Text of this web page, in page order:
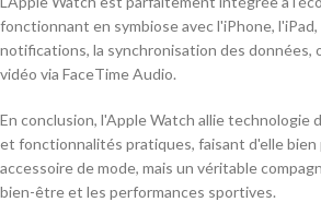
fonctionnant en symbiose avec l'iPhone,
notifications, la synchronisation des données,
vidéo via FaceTime Audio.
En conclusion, l'Apple Watch allie technologie
et fonctionnalités pratiques, faisant d'elle bien
accessoire de mode, mais un véritable
bien-être et les performances sportives.